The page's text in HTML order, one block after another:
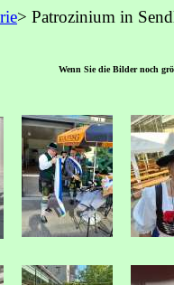
> Patrozinium in
Wenn Sie die Bilder noch